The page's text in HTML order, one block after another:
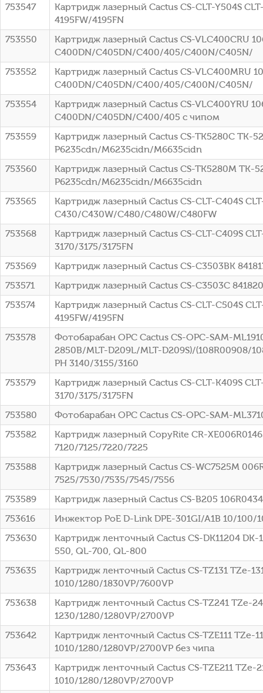
753547
Картридж лазерный Cactus CS-CLT-Y504S
4195FW/4195FN
753550
Картридж лазерный Cactus CS-VLC400CRU
C400DN/C405DN/C400/405/C400N/C405N/
753552
Картридж лазерный Cactus CS-VLC400MRU
C400DN/C405DN/C400/405/C400N/C405N/
753554
Картридж лазерный Cactus CS-VLC400YRU
C400DN/C405DN/C400/405 с чипом
753559
Картридж лазерный Cactus CS-TK5280C TK-
P6235cdn/M6235cidn/M6635cidn
753560
Картридж лазерный Cactus CS-TK5280M TK-
P6235cdn/M6235cidn/M6635cidn
753565
Картридж лазерный Cactus CS-CLT-C404S
C430/C430W/C480/C480W/C480FW
753568
Картридж лазерный Cactus CS-CLT-C409S
3170/3175/3175FN
753569
Картридж лазерный Cactus CS-C3503BK
753571
Картридж лазерный Cactus CS-C3503C
753574
Картридж лазерный Cactus CS-CLT-C504S
4195FW/4195FN
753578
Фотобарабан OPC Cactus CS-OPC-SAM-
2850B/MLT-D209L/MLT-D209S)/(108R00908/
PH 3140/3155/3160
753579
Картридж лазерный Cactus CS-CLT-K409S
3170/3175/3175FN
753580
Фотобарабан OPC Cactus CS-OPC-SAM-
753582
Картридж лазерный CopyRite CR-
7120/7125/7220/7225
753588
Картридж лазерный Cactus CS-WC7525M
7525/7530/7535/7545/7556
753589
Картридж лазерный Cactus CS-B205
753616
Инжектор PoE D-Link DPE-301GI/A1B 10/100/
753630
Картридж ленточный Cactus CS-DK11204
550, QL-700, QL-800
753635
Картридж ленточный Cactus CS-TZ131 TZe-
1010/1280/1830VP/7600VP
753638
Картридж ленточный Cactus CS-TZ241 TZe-
1230/1280/1280VP/2700VP
753642
Картридж ленточный Cactus CS-TZE111 TZe-
1010/1280/1280VP/2700VP без чипа
753643
Картридж ленточный Cactus CS-TZE211
1010/1280/1280VP/2700VP